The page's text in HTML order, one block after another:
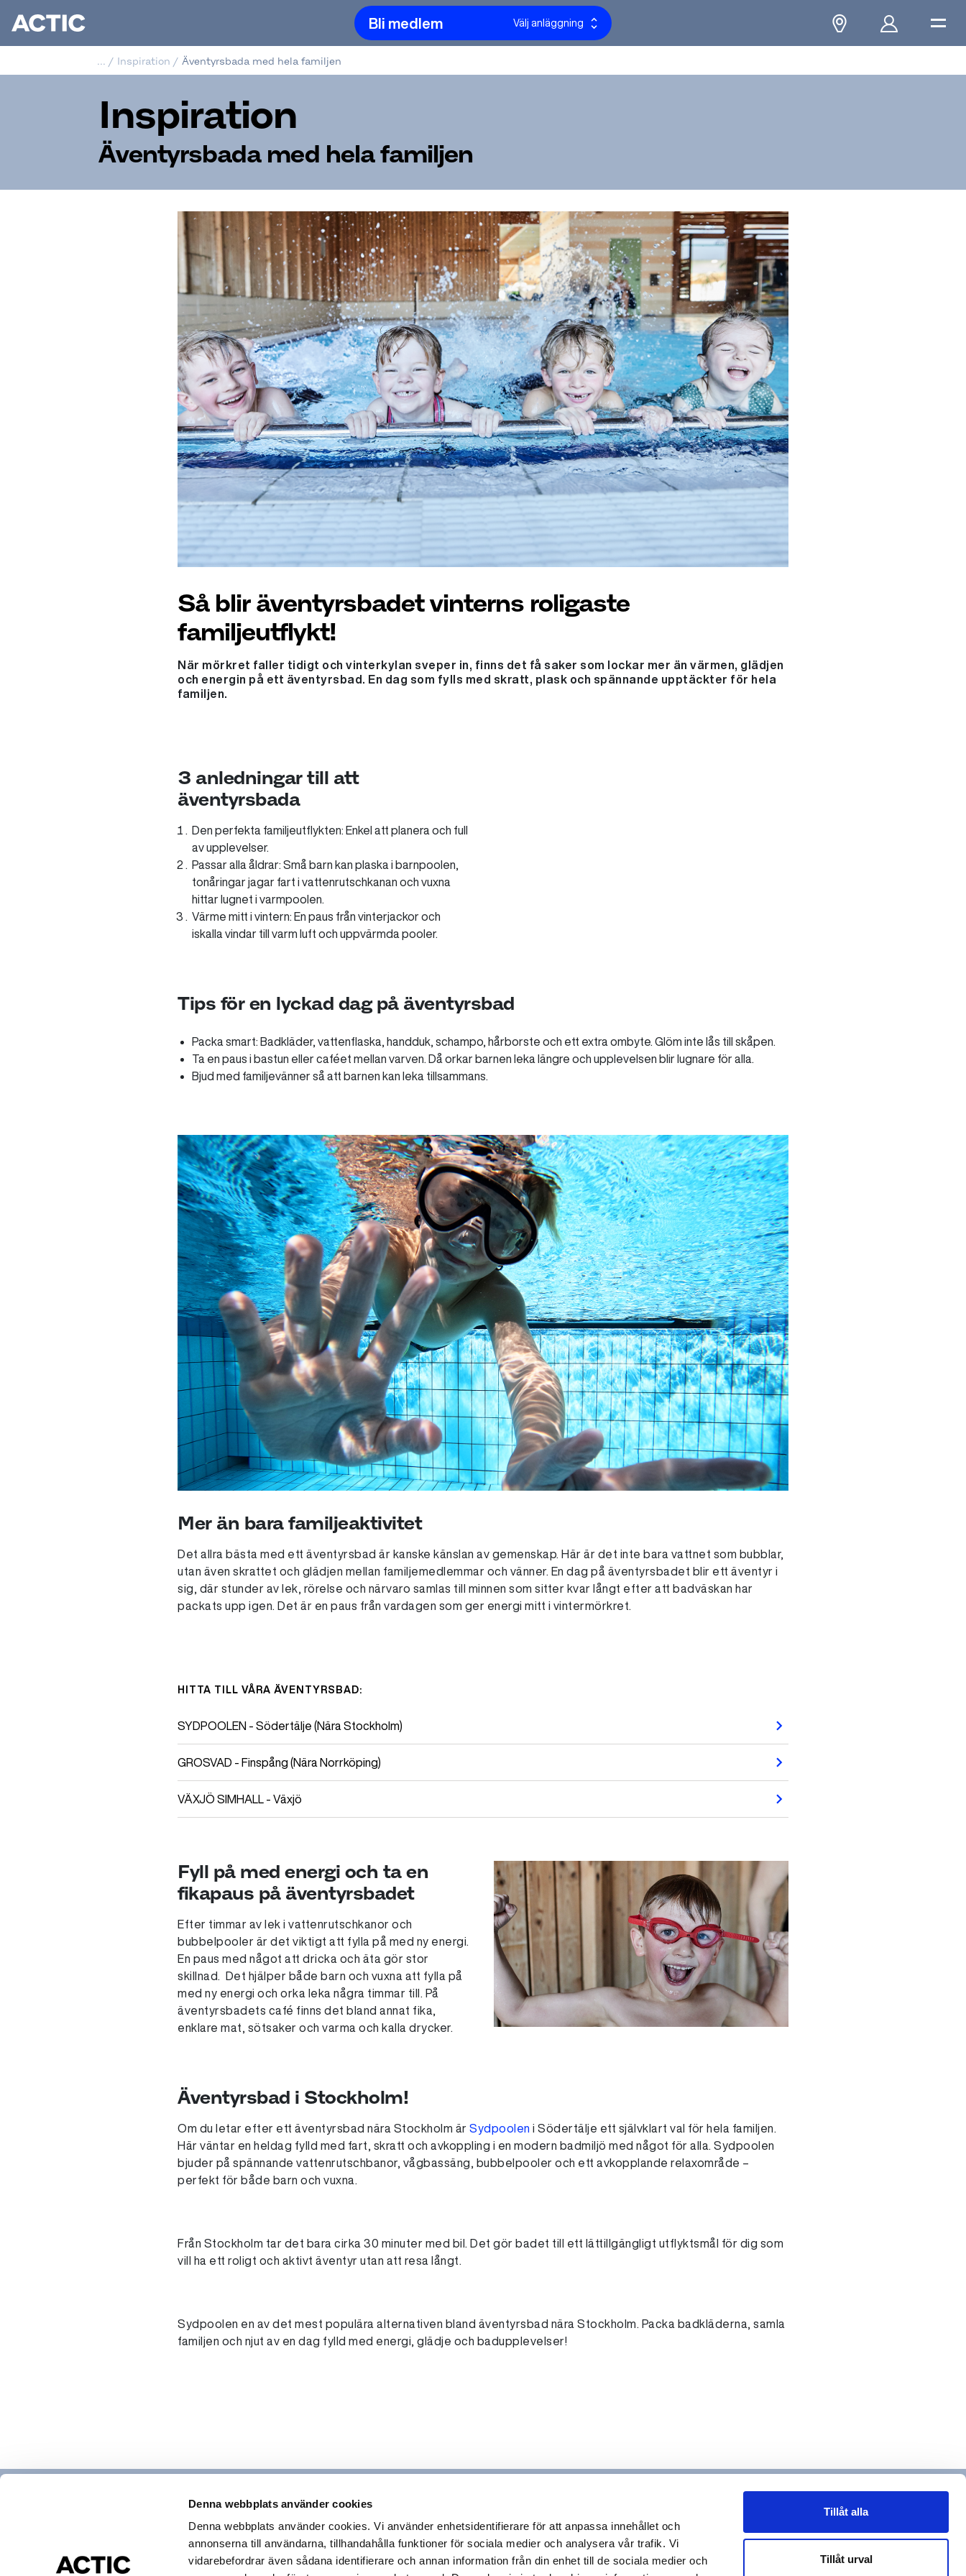
Denna webbplats använder cookies
Denna webbplats använder cookies. Vi använder enhetsidentifierare för att anpassa innehållet och
annonserna till användarna, tillhandahålla funktioner för sociala medier och analysera vår trafik. Vi
vidarebefordrar även sådana identifierare och annan information från din enhet till de sociala medier och
Tillåt alla
Tillåt urval
Bli medlem Välj anläggning
... / Inspiration / Äventyrsbada med hela familjen
Inspiration
Äventyrsbada med hela familjen
Så blir äventyrsbadet vinterns roligaste
familjeutflykt!
När mörkret faller tidigt och vinterkylan sveper in, finns det få saker som lockar mer än värmen, glädjen
och energin på ett äventyrsbad. En dag som fylls med skratt, plask och spännande upptäckter för hela
familjen.
3 anledningar till att
äventyrsbada
Den perfekta familjeutflykten: Enkel att planera och full
av upplevelser.
Passar alla åldrar: Små barn kan plaska i barnpoolen,
tonåringar jagar fart i vattenrutschkanan och vuxna
hittar lugnet i varmpoolen.
Värme mitt i vintern: En paus från vinterjackor och
iskalla vindar till varm luft och uppvärmda pooler.
Tips för en lyckad dag på äventyrsbad
Packa smart: Badkläder, vattenflaska, handduk, schampo, hårborste och ett extra ombyte. Glöm inte lås till skåpen.
Ta en paus i bastun eller caféet mellan varven. Då orkar barnen leka längre och upplevelsen blir lugnare för alla.
Bjud med familjevänner så att barnen kan leka tillsammans.
Mer än bara familjeaktivitet
Det allra bästa med ett äventyrsbad är kanske känslan av gemenskap. Här är det inte bara vattnet som bubblar,
utan även skrattet och glädjen mellan familjemedlemmar och vänner. En dag på äventyrsbadet blir ett äventyr i
sig, där stunder av lek, rörelse och närvaro samlas till minnen som sitter kvar långt efter att badväskan har
packats upp igen. Det är en paus från vardagen som ger energi mitt i vintermörkret.
HITTA TILL VÅRA ÄVENTYRSBAD:
SYDPOOLEN - Södertälje (Nära Stockholm)
GROSVAD - Finspång (Nära Norrköping)
VÄXJÖ SIMHALL - Växjö
Fyll på med energi och ta en
fikapaus på äventyrsbadet
Efter timmar av lek i vattenrutschkanor och
bubbelpooler är det viktigt att fylla på med ny energi.
En paus med något att dricka och äta gör stor
skillnad.
Det hjälper både barn och vuxna att fylla på
med ny energi och orka leka några timmar till. På
äventyrsbadets café finns det bland annat fika,
enklare mat, sötsaker och varma och kalla drycker.
Äventyrsbad i Stockholm!
Om du letar efter ett äventyrsbad nära Stockholm är Sydpoolen i Södertälje ett självklart val för hela familjen.
Här väntar en heldag fylld med fart, skratt och avkoppling i en modern badmiljö med något för alla. Sydpoolen
bjuder på spännande vattenrutschbanor, vågbassäng, bubbelpooler och ett avkopplande relaxområde –
perfekt för både barn och vuxna.
Från Stockholm tar det bara cirka 30 minuter med bil. Det gör badet till ett lättillgängligt utflyktsmål för dig som
vill ha ett roligt och aktivt äventyr utan att resa långt.
Sydpoolen en av det mest populära alternativen bland äventyrsbad nära Stockholm. Packa badkläderna, samla
familjen och njut av en dag fylld med energi, glädje och badupplevelser!
Hitta gym & bad
Actic app